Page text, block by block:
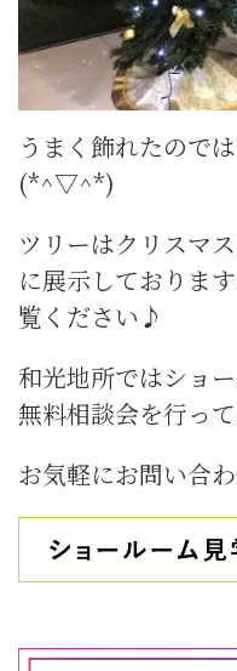
うまく飾れたので
(*^▽^*)
ツリーはクリスマ
に展示しておりま
覧ください♪
和光地所ではショ
無料相談会を行っ
お気軽にお問い合